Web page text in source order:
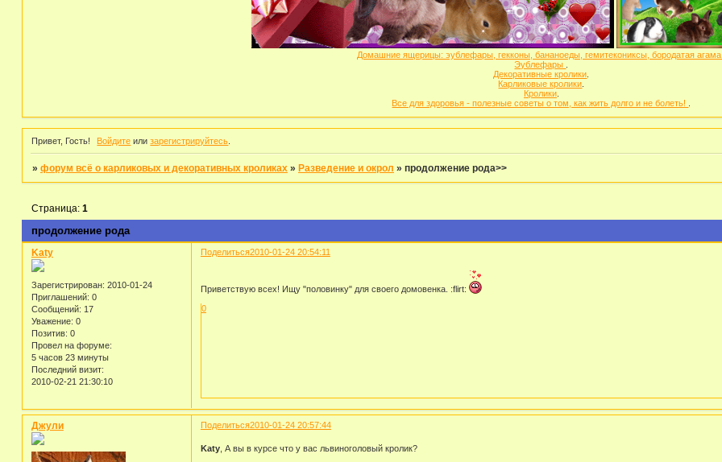
Домашние ящерицы: эублефары, гекконы, бананоеды, гемитекониксы, бородатая
Эублефары
Декоративные кролики
Карликовые кролики
Кролики.
Все для здоровья - полезные советы о том, как жить долго и не болеть!
Привет, Гость! Войдите илизарегистрируйтесь
» форум всё о карликовых и декоративных кроликах » Разведение и окрол » продолжение рода>>
продолжение рода
Страница: 1
Поделиться2010-01-24 20:54:11
Katy
Зарегистрирован: 2010-01-24
Приглашений: 0
Сообщений: 17
Уважение: 0
Позитив: 0
Провел на форуме:
5 часов 23 минуты
Последний визит:
2010-02-21 21:30:10
Приветствую всех! Ищу "половинку" для своего домовенка. :flirt:
0
Поделиться2010-01-24 20:57:44
Джули
Katy, А вы в курсе что у вас львиноголовый кролик?